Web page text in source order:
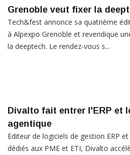
Grenoble veut fixer la
Tech&fest annonce sa quatrième
à Alpexpo Grenoble et revendique
la deeptech. Le rendez-vous s...
Divalto fait entrer l'ERP et
agentique
Editeur de logiciels de gestion ERP
dédiés aux PME et ETI, Divalto